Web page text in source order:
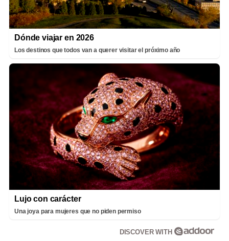
Dónde viajar en 2026
Los destinos que todos van a querer visitar el próximo año
Lujo con carácter
Una joya para mujeres que no piden permiso
DISCOVER WITH